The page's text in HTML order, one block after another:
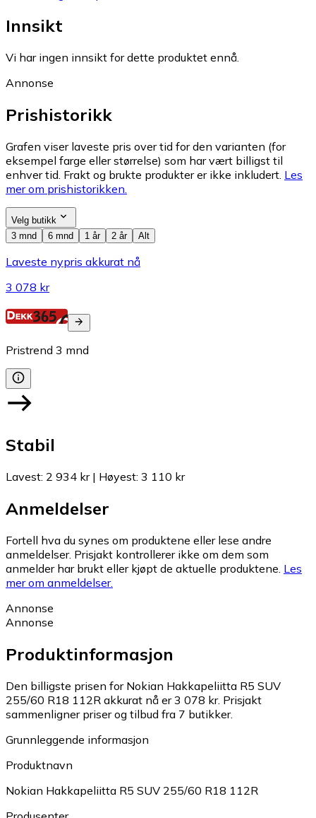
Innsikt
Vi har ingen innsikt for dette produktet ennå.
Annonse
Prishistorikk
Grafen viser laveste pris over tid for den varianten (for
eksempel farge eller størrelse) som har vært billigst til
enhver tid. Frakt og brukte produkter er ikke inkludert. Les
mer om prishistorikken.
Velg butikk
3 mnd
6 mnd 1 år 2 år Alt
Laveste nypris akkurat nå
3 078 kr
Pristrend 3 mnd
Stabil
Lavest: 2 934 kr| Høyest: 3 110 kr
Anmeldelser
Fortell hva du synes om produktene eller lese andre
anmeldelser. Prisjakt kontrollerer ikke om dem som
anmelder har brukt eller kjøpt de aktuelle produktene. Les
mer om anmeldelser.
Annonse
Annonse
Produktinformasjon
Den billigste prisen for Nokian Hakkapeliitta R5 SUV
255/60 R18 112R akkurat nå er 3 078 kr. Prisjakt
sammenligner priser og tilbud fra 7 butikker.
Grunnleggende informasjon
Produktnavn
Nokian Hakkapeliitta R5 SUV 255/60 R18 112R